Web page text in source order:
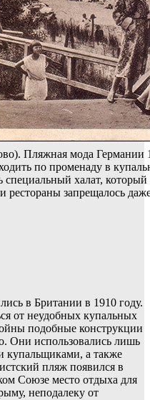
Пляжная мода Германии
по променаду в
халат,
рестораны запрещалось
в Британии в 1910 году.
от неудобных купальных
подобные конструкции
Они использовались лишь
а также
пляж появился в
Союзе место отдыха для
неподалеку от